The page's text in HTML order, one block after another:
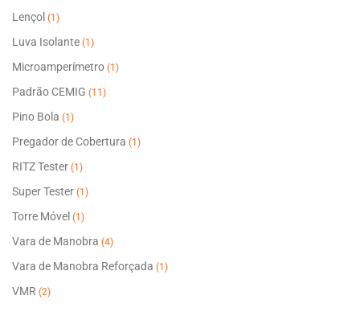
Lençol (1)
Luva Isolante (1)
Microamperímetro (1)
Padrão CEMIG (11)
Pino Bola (1)
Pregador de Cobertura (1)
RITZ Tester (1)
Super Tester (1)
Torre Móvel (1)
Vara de Manobra (4)
Vara de Manobra Reforçada (1)
VMR (2)